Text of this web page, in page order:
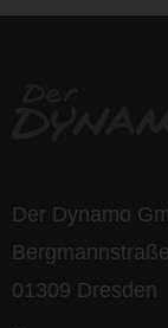
Der Dynamo
01309 Dresden